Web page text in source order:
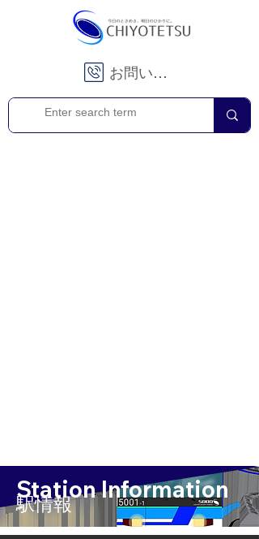
お問い合わせ
Station Information
​駅情報